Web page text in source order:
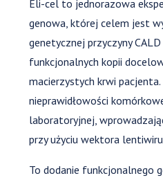
Eli-cel to jednorazowa
genowa, której celem jest
genetycznej przyczyny
funkcjonalnych kopii
macierzystych krwi
nieprawidłowości
laboratoryjnej,
przy użyciu wektora
To dodanie funkcjonalnego